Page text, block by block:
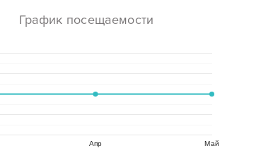
График посещаемости
Апр Май